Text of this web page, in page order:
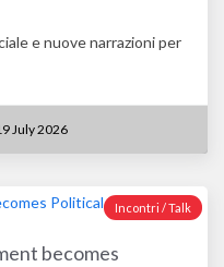
e nuove narrazioni per
July 2026
Incontri / Talk
becomes